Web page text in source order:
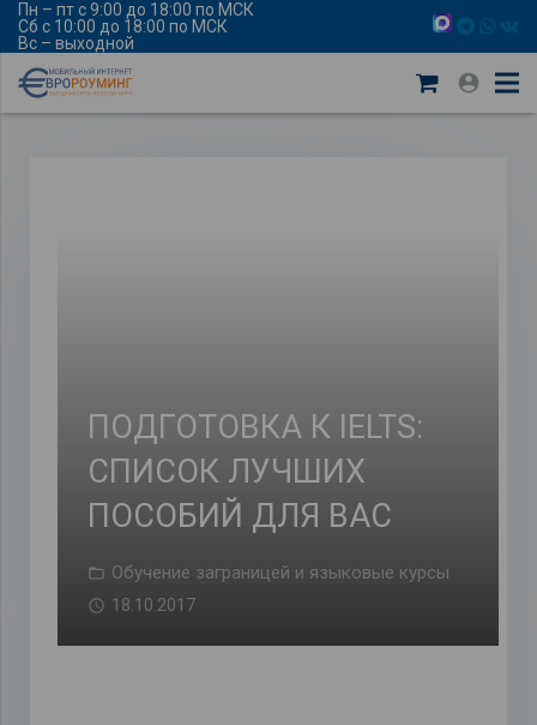
Пн – пт с 9:00 до 18:00 по МСК
Сб с 10:00 до 18:00 по МСК
Вс – выходной
ПОДГОТОВКА К IELTS:
СПИСОК ЛУЧШИХ
ПОСОБИЙ ДЛЯ ВАС
Обучение заграницей и языковые курсы
18.10.2017